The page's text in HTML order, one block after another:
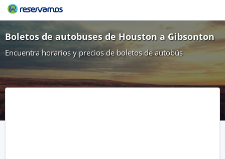
Boletos de autobuses de Houston a Gibsonton
Encuentra horarios y precios de boletos de autobús